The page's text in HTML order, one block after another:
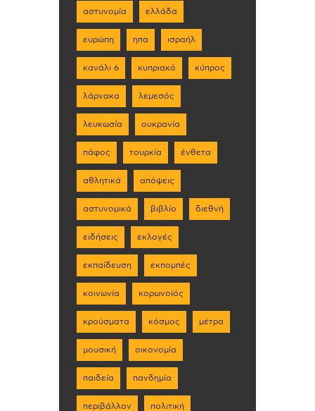
αστυνομία ελλάδα
ευρώπη ηπα ισραήλ
κανάλι 6 κυπριακό κύπρος
λάρνακα λεμεσός
λευκωσία ουκρανία
πάφος τουρκία ένθετα
αθλητικά απόψεις
αστυνομικά βιβλίο διεθνή
ειδήσεις εκλογές
εκπαίδευση εκπομπές
κοινωνία κορωνοϊός
κρούσματα κόσμος μέτρα
μουσική οικονομία
παιδεία πανδημία
περιβάλλον πολιτική